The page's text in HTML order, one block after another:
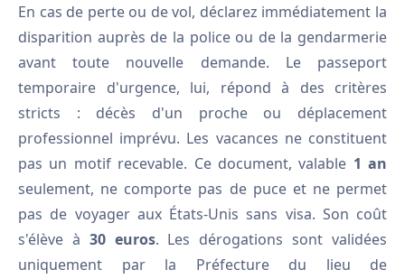
En cas de perte ou de vol, déclarez immédiatement la
disparition auprès de la police ou de la gendarmerie
avant toute nouvelle demande. Le passeport
temporaire d'urgence, lui, répond à des critères
stricts : décès d'un proche ou déplacement
professionnel imprévu. Les vacances ne constituent
pas un motif recevable. Ce document, valable 1 an
seulement, ne comporte pas de puce et ne permet
pas de voyager aux États-Unis sans visa. Son coût
s'élève à 30 euros. Les dérogations sont validées
uniquement par la Préfecture du lieu de